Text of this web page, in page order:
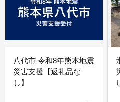
八代市 令和8年熊本地震
災害支援【返礼品な
し】